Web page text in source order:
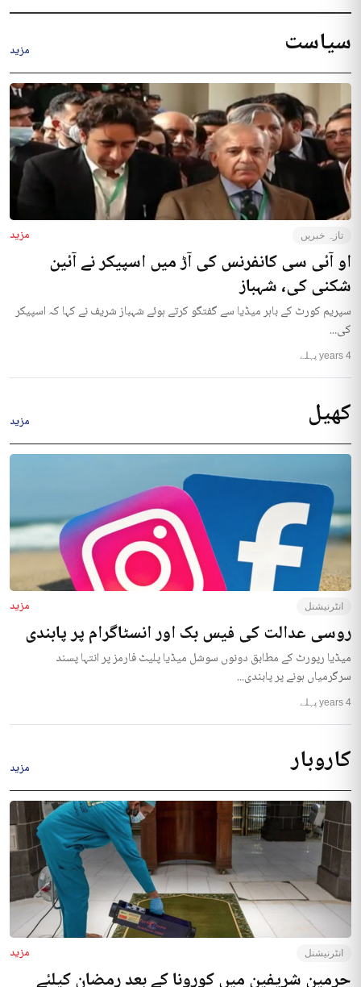
سیاست مزید
تازہ خبریں مزید
او آئی سی کانفرنس کی آڑ میں اسپیکر نے آئین
شکنی کی، شہباز
سپریم کورٹ کے باہر میڈیا سے گفتگو کرتے ہوئے شہباز شریف نے کہا کہ اسپیکر
کی...
4 years پہلے
کھیل مزید
انٹرنیشنل مزید
روسی عدالت کی فیس بک اور انسٹاگرام پر پابندی
میڈیا رپورٹ کے مطابق دونوں سوشل میڈیا پلیٹ فارمز پر انتہا پسند
سرگرمیاں ہونے پر پابندی...
4 years پہلے
کاروبار مزید
انٹرنیشنل مزید
حرمین شریفین میں کورونا کے بعد رمضان کیلئے